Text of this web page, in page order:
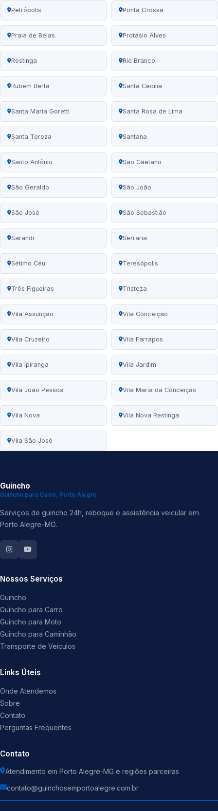
Petrópolis Ponta Grossa
Praia de Belas Protásio Alves
Restinga Rio Branco
Rubem Berta Santa Cecília
Santa Maria Goretti Santa Rosa de Lima
Santa Tereza Santana
Santo Antônio São Caetano
São Geraldo São João
São José São Sebastião
Sarandi Serraria
Sétimo Céu Teresópolis
Três Figueiras Tristeza
Vila Assunção Vila Conceição
Vila Cruzeiro Vila Farrapos
Vila Ipiranga Vila Jardim
Vila João Pessoa Vila Maria da Conceição
Vila Nova Vila Nova Restinga
Vila São José
Guincho
Guincho para Carro, Porto Alegre
Serviços de guincho 24h, reboque e assistência veicular em
Porto Alegre-MG.
Nossos Serviços
Guincho
Guincho para Carro
Guincho para Moto
Guincho para Caminhão
Transporte de Veículos
Links Úteis
Onde Atendemos
Sobre
Contato
Perguntas Frequentes
Contato
Atendimento em Porto Alegre-MG e regiões parceiras
contato@guinchosemportoalegre.com.br